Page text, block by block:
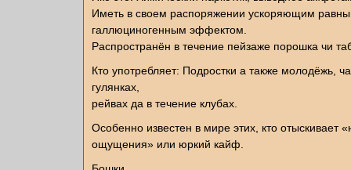
Иметь в своем распоряжении ускоряющим
галлюциногенным эффектом.
Распространён в течение пейзаже порошка чи
Кто употребляет: Подростки а также молодёжь,
гулянках,
рейвах да в течение клубах.
Особенно известен в мире этих, кто отыскивает
ощущения» или юркий кайф.